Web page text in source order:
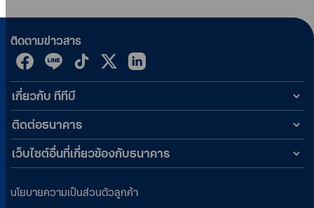
ติดตามข่าวสาร
เกี่ยวกับ ทีทีบี
ติดต่อธนาคาร
เว็บไซต์อื่นที่เกี่ยวข้องกับธนาคาร
นโยบายความเป็นส่วนตัวลูกค้า